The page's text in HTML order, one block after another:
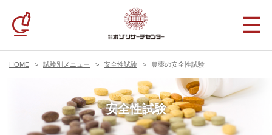
HOME 試験別メニュー 安全性試験 農薬の安全性試験
安全性試験